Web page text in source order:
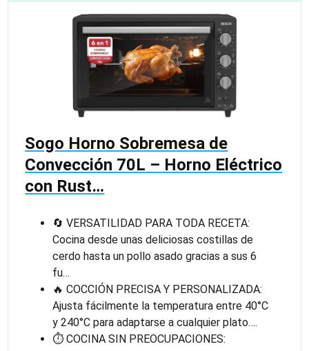
Sogo Horno Sobremesa de
Convección 70L – Horno Eléctrico
con Rust…
🔄 VERSATILIDAD PARA TODA RECETA:
Cocina desde unas deliciosas costillas de
cerdo hasta un pollo asado gracias a sus 6
fu…
🔥 COCCIÓN PRECISA Y PERSONALIZADA:
Ajusta fácilmente la temperatura entre 40°C
y 240°C para adaptarse a cualquier plato….
⏱ COCINA SIN PREOCUPACIONES: